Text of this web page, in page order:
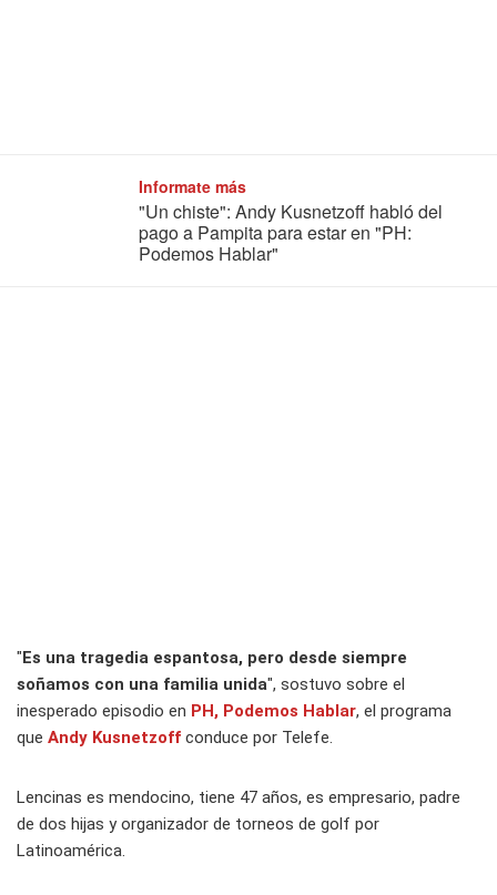
Informate más
"Un chiste": Andy Kusnetzoff habló del
pago a Pampita para estar en "PH:
Podemos Hablar"
"Es una tragedia espantosa, pero desde siempre
soñamos con una familia unida", sostuvo sobre el
inesperado episodio en PH, Podemos Hablar, el programa
que Andy Kusnetzoff conduce por Telefe.
Lencinas es mendocino, tiene 47 años, es empresario, padre
de dos hijas y organizador de torneos de golf por
Latinoamérica.